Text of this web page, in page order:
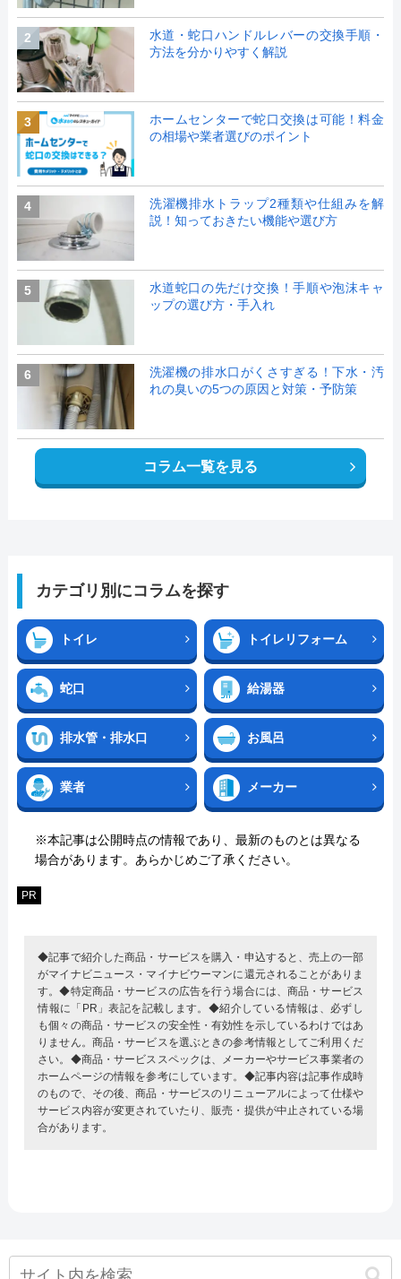
2
水道・蛇口ハンドルレバーの交換手順・
方法を分かりやすく解説
3
ホームセンターで蛇口交換は可能！料金
の相場や業者選びのポイント
4
洗濯機排水トラップ2種類や仕組みを解
説！知っておきたい機能や選び方
5
水道蛇口の先だけ交換！手順や泡沫キャ
ップの選び方・手入れ
6
洗濯機の排水口がくさすぎる！下水・汚
れの臭いの5つの原因と対策・予防策
コラム一覧を見る
カテゴリ別にコラムを探す
トイレ トイレリフォーム
蛇口 給湯器
排水管・排水口 お風呂
業者 メーカー
※本記事は公開時点の情報であり、最新のものとは異なる
場合があります。あらかじめご了承ください。
PR
◆記事で紹介した商品・サービスを購入・申込すると、売上の一部
がマイナビニュース・マイナビウーマンに還元されることがありま
す。◆特定商品・サービスの広告を行う場合には、商品・サービス
情報に「PR」表記を記載します。◆紹介している情報は、必ずし
も個々の商品・サービスの安全性・有効性を示しているわけではあ
りません。商品・サービスを選ぶときの参考情報としてご利用くだ
さい。◆商品・サービススペックは、メーカーやサービス事業者の
ホームページの情報を参考にしています。◆記事内容は記事作成時
のもので、その後、商品・サービスのリニューアルによって仕様や
サービス内容が変更されていたり、販売・提供が中止されている場
合があります。